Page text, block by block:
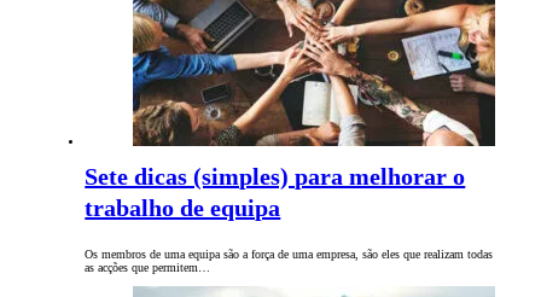
Sete dicas (simples) para melhorar o
trabalho de equipa
Os membros de uma equipa são a força de uma empresa, são eles que realizam todas
as acções que permitem…